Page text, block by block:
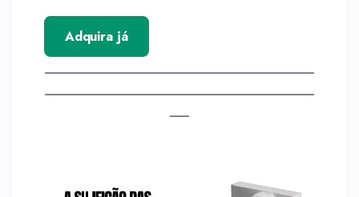
Adquira já
__________________________________________
__________________________________________
___